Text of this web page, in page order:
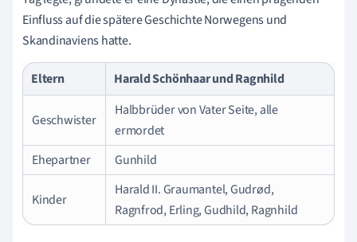
Einfluss auf die spätere Geschichte Norwegens und
Skandinaviens hatte.
Eltern Harald Schönhaar und Ragnhild
Geschwister
Halbbrüder von Vater Seite, alle
ermordet
Ehepartner
Gunhild
Kinder
Harald II. Graumantel, Gudrød,
Ragnfrod, Erling, Gudhild, Ragnhild